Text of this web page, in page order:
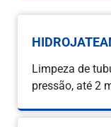
Limpeza de
pressão, até 2